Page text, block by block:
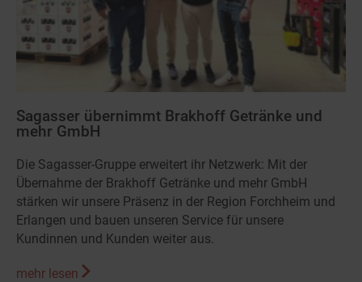
Sagasser übernimmt Brakhoff Getränke und
mehr GmbH
Die Sagasser-Gruppe erweitert ihr Netzwerk: Mit der
Übernahme der Brakhoff Getränke und mehr GmbH
stärken wir unsere Präsenz in der Region Forchheim und
Erlangen und bauen unseren Service für unsere
Kundinnen und Kunden weiter aus.
mehr lesen